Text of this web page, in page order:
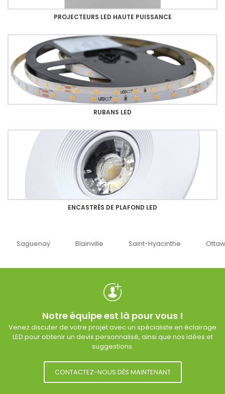
PROJECTEURS LED HAUTE PUISSANCE
RUBANS LED
ENCASTRÉS DE PLAFOND LED
Blainville Saint-Hyacinthe Ottawa
Notre équipe est là pour vous !
Venez discuter de votre projet avec un spécialiste en éclairage
LED pour obtenir un devis personnalisé, ainsi que nos idées et
suggestions.
CONTACTEZ-NOUS DÈS MAINTENANT